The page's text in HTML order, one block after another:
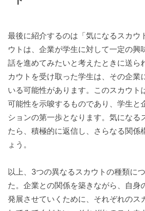
最後に紹介するのは「気になるスカウ
ウトは、企業が学生に対して一定の興
話を進めてみたいと考えたときに送ら
カウトを受け取った学生は、その企業
いる可能性があります。このスカウト
可能性を示唆するものであり、学生と
ションの第一歩となります。気になる
たら、積極的に返信し、さらなる関係
ょう。
以上、3つの異なるスカウトの種類に
た。企業との関係を築きながら、自身
発展させていくために、それぞれのス